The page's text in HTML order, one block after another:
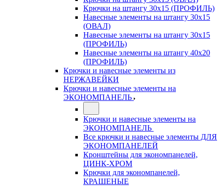
Крючки на штангу 30х15 (ПРОФИЛЬ)
Навесные элементы на штангу 30х15
(ОВАЛ)
Навесные элементы на штангу 30х15
(ПРОФИЛЬ)
Навесные элементы на штангу 40х20
(ПРОФИЛЬ)
Крючки и навесные элементы из
НЕРЖАВЕЙКИ
Крючки и навесные элементы на
ЭКОНОМПАНЕЛЬ
Крючки и навесные элементы на
ЭКОНОМПАНЕЛЬ
Все крючки и навесные элементы ДЛЯ
ЭКОНОМПАНЕЛЕЙ
Кронштейны для экономпанелей,
ЦИНК-ХРОМ
Крючки для экономпанелей,
КРАШЕНЫЕ